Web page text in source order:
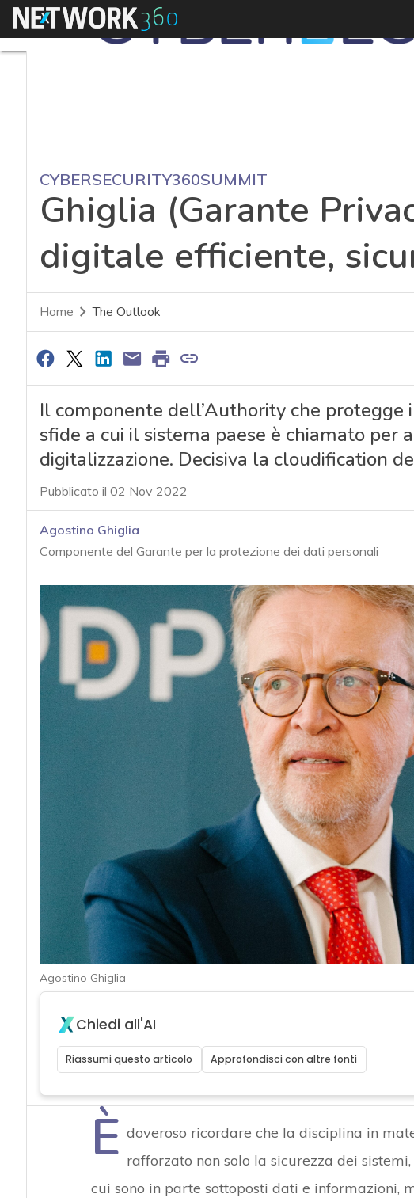
Menu
CYBERSECURITY360SUMMIT
Ghiglia (Garante
digitale efficiente,
Home The Outlook
Il componente dell’Authority che protegge
sfide a cui il sistema paese è chiamato per
digitalizzazione. Decisiva la cloudification
Pubblicato il 02 Nov 2022
Agostino Ghiglia
Componente del Garante per la protezione dei dati personali
Agostino Ghiglia
Chiedi all'AI
Riassumi questo articolo Approfondisci con altre fonti
È doveroso ricordare che la disciplina in
rafforzato non solo la sicurezza dei
cui sono in parte sottoposti dati e informazioni,